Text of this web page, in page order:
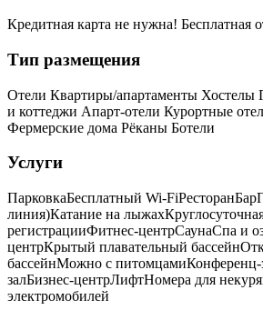
Кредитная карта не нужна! Бесплатная
Тип размещения
Отели Квартиры/апартаменты Хостелы
и коттеджи Апарт-отели Курортные
Фермерские дома Рёканы Ботели
Услуги
ПарковкаБесплатный Wi-FiРесторанБар
линия)Катание на лыжах
регистрацииФитнес-центрСаунаСпа и
центрКрытый плавательный бассейн
бассейнМожно с питомцамиКонференц-
залБизнес-центрЛифтНомера для
электромобилей